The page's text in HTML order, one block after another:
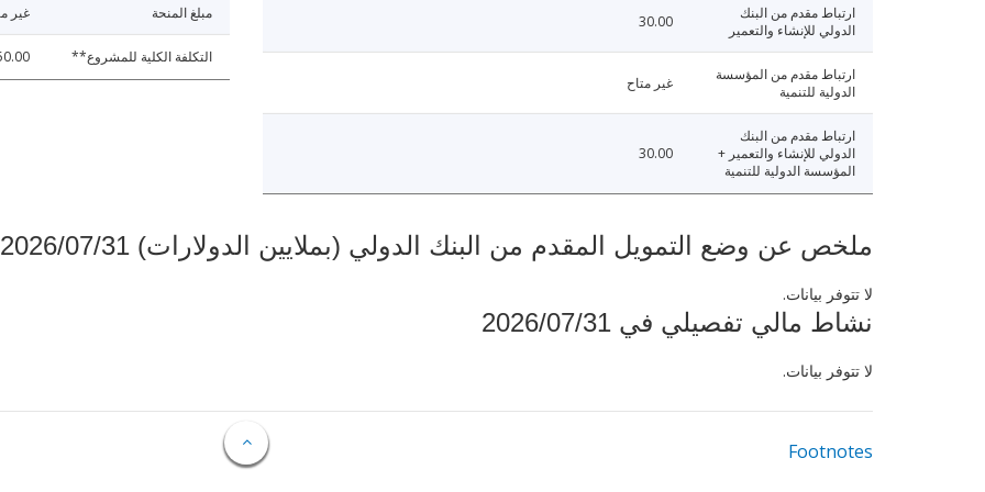
ارتباط مقدم من البنك
الدولي للإنشاء والتعمير
30.00
ارتباط مقدم من المؤسسة
الدولية للتنمية
غير متاح
ارتباط مقدم من البنك
الدولي للإنشاء والتعمير +
المؤسسة الدولية للتنمية
30.00
مبلغ المنحة غير
التكلفة الكلية للمشروع**
ملخص عن وضع التمويل المقدم من البنك الدولي (بملايين الدولارات) 2026/07/31
لا تتوفر بيانات.
نشاط مالي تفصيلي في 2026/07/31
لا تتوفر بيانات.
Footnotes